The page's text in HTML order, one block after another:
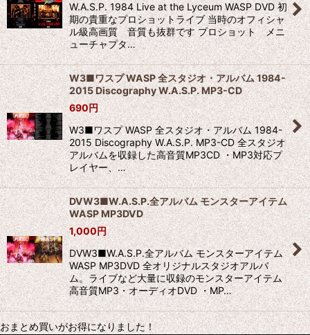
W.A.S.P. 1984 Live at the Lyceum WASP DVD 初
期の貴重なプロショットライブ 当時のオフィシャ
ル級高画質 音質も抜群です プロショット メニ
ューチャプタ…
W3■ワスプ WASP 全スタジオ・アルバム 1984-
2015 Discography W.A.S.P. MP3-CD
690円
W3■ワスプ WASP 全スタジオ・アルバム 1984-
2015 Discography W.A.S.P. MP3-CD 全スタジオ
アルバムを収録した高音質MP3CD ・MP3対応プ
レイヤー、…
DVW3■W.A.S.P.全アルバム モンスターアイテム
WASP MP3DVD
1,000円
DVW3■W.A.S.P.全アルバム モンスターアイテム
WASP MP3DVD 全オリジナルスタジオアルバ
ム。ライブなど大量に収録のモンスターアイテム
高音質MP3・オーディオDVD ・MP…
おまとめ買いがお得になりました！